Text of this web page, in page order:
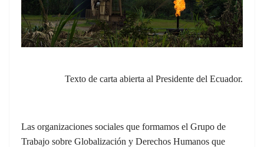
Texto de carta abierta al Presidente del Ecuador.
Las organizaciones sociales que formamos el Grupo de
Trabajo sobre Globalización y Derechos Humanos que